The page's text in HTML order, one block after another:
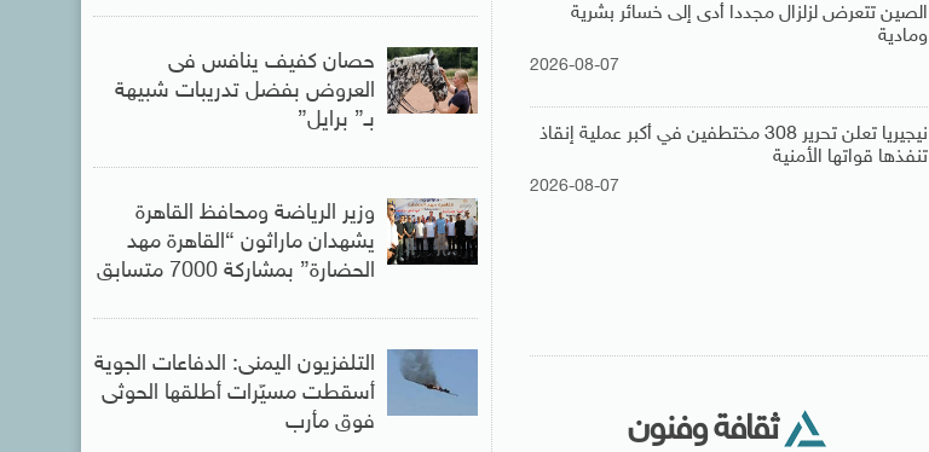
الصين تتعرض لزلزال مجددا أدى إلى خسائر بشرية
ومادية
2026-08-07
نيجيريا تعلن تحرير 308 مختطفين في أكبر عملية إنقاذ
تنفذها قواتها الأمنية
2026-08-07
ثقافة وفنون
حصان كفيف ينافس فى
العروض بفضل تدريبات شبيهة
بـ” برايل”
وزير الرياضة ومحافظ القاهرة
يشهدان ماراثون “القاهرة مهد
الحضارة” بمشاركة 7000 متسابق
التلفزيون اليمنى: الدفاعات الجوية
أسقطت مسيّرات أطلقها الحوثى
فوق مأرب